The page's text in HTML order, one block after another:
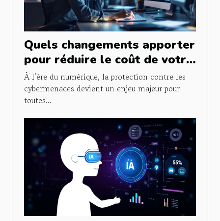
Quels changements apporter
pour réduire le coût de votre
assurance cyber ?
À l’ère du numérique, la protection contre les
cybermenaces devient un enjeu majeur pour
toutes...